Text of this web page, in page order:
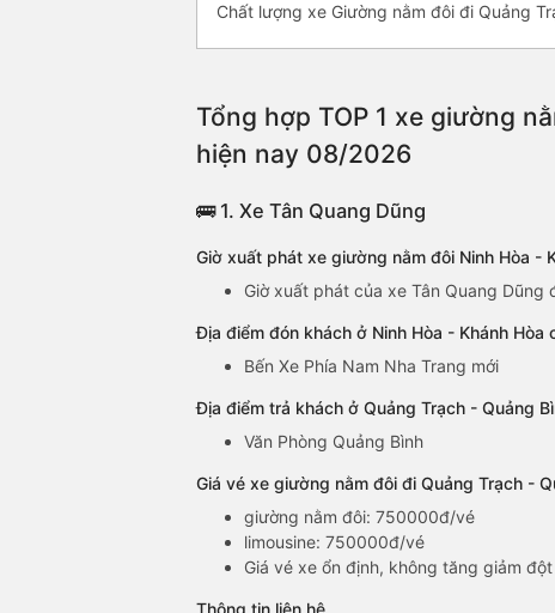
Chất lượng xe Giường nằm đôi đi Quảng
Tổng hợp TOP 1 xe giường
hiện nay 08/2026
🚌 1. Xe Tân Quang Dũng
Giờ xuất phát xe giường nằm đôi Ninh Hòa -
Giờ xuất phát của xe Tân Quang Dũng
Địa điểm đón khách ở Ninh Hòa - Khánh Hòa
Bến Xe Phía Nam Nha Trang mới
Địa điểm trả khách ở Quảng Trạch - Quảng
Văn Phòng Quảng Bình
Giá vé xe giường nằm đôi đi Quảng Trạch -
giường nằm đôi: 750000đ/vé
limousine: 750000đ/vé
Giá vé xe ổn định, không tăng giảm